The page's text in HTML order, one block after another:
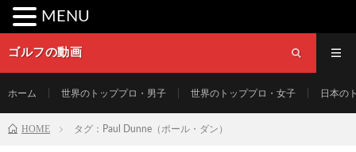
ゴルフの動画
ホーム 世界のトッププロ・男子 世界のトッププロ・女子 日本の
HOME タグ：Paul Dunne（ポール・ダン）
MENU